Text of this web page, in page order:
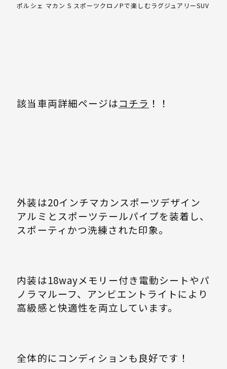
ポルシェ マカン S スポーツクロノPで楽しむラグジュアリーSUV
該当車両詳細ページはコチラ ！！
外装は20インチマカンスポーツデザイン
アルミとスポーツテールパイプを装着し、
スポーティかつ洗練された印象。
内装は18wayメモリー付き電動シートやパ
ノラマルーフ、アンビエントライトにより
高級感と快適性を両立しています。
全体的にコンディションも良好です！